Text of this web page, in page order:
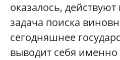
оказалось, действуют
задача поиска
сегодняшнее
выводит себя именно